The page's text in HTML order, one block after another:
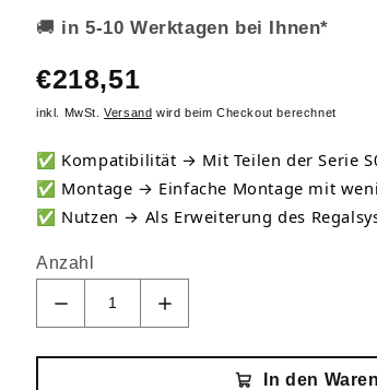
🚚 in 5-10 Werktagen bei Ihnen*
€218,51
inkl. MwSt.Versand wird beim Checkout berechnet
✅ Kompatibilität → Mit Teilen der Serie
✅ Montage → Einfache Montage mit
✅ Nutzen → Als Erweiterung des
Anzahl
In den